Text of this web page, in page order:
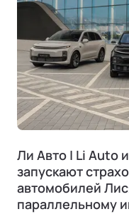
Ли Авто | Li Auto
запускают
автомобилей
параллельному